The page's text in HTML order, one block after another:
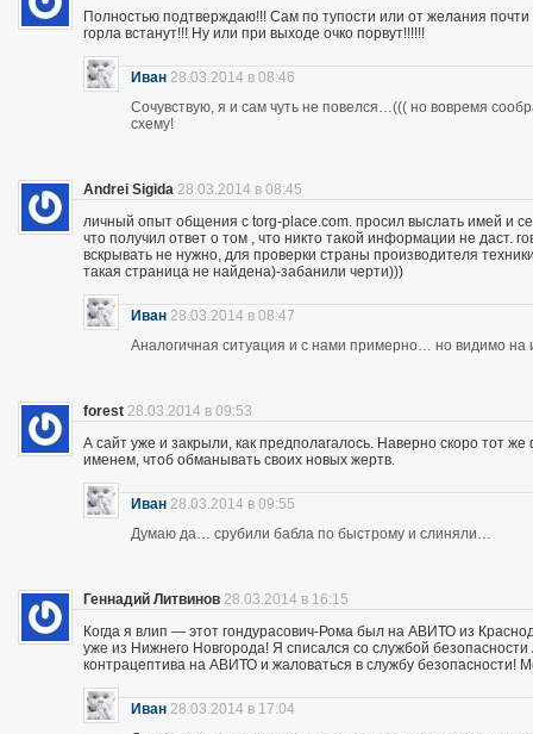
Полностью подтверждаю!!! Сам по тупости или от желания
горла встанут!!! Ну или при выходе очко порвут!!!!!!
Иван 28.03.2014 в 08:46
Сочувствую, я и сам чуть не повелся…((( но вовремя
схему!
Andrei Sigida 28.03.2014 в 08:45
личный опыт общения с torg-place.com. просил выслать имей и
что получил ответ о том , что никто такой информации не
вскрывать не нужно, для проверки страны производителя
такая страница не найдена)-забанили черти)))
Иван 28.03.2014 в 08:47
Аналогичная ситуация и с нами примерно… но видимо на
forest 28.03.2014 в 09:53
А сайт уже и закрыли, как предполагалось. Наверно скоро тот
именем, чтоб обманывать своих новых жертв.
Иван 28.03.2014 в 09:55
Думаю да… срубили бабла по быстрому и слиняли…
Геннадий Литвинов 28.03.2014 в 16:15
Когда я влип — этот гондурасович-Рома был на АВИТО из
уже из Нижнего Новгорода! Я списался со службой
контрацептива на АВИТО и жаловаться в службу безопасности!
Иван 28.03.2014 в 17:04